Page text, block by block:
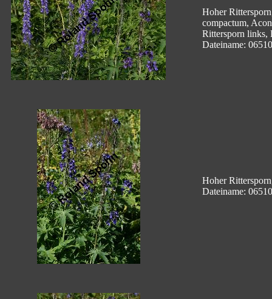
Hoher
compactum,
Rittersporn links,
Dateiname:
Hoher
Dateiname: